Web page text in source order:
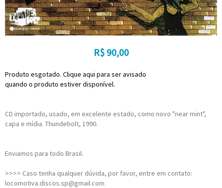
R$ 90,00
Produto esgotado. Clique aqui para ser avisado
quando o produto estiver disponível.
CD importado, usado, em excelente estado, como novo "near mint",
capa e mídia. Thundebolt, 1990.
Enviamos para todo Brasil.
>>>> Caso tenha qualquer dúvida, por favor, entre em contato:
locomotiva.discos.sp@gmail.com